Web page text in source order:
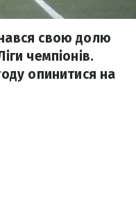
свою долю
чемпіонів.
опинитися на